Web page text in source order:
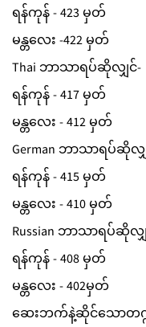
ရန်ကုန် - 423 မှတ်
မန္တလေး -422 မှတ်
Thai ဘာသာရပ်ဆိုလျှင်-
ရန်ကုန် - 417 မှတ်
မန္တလေး - 412 မှတ်
German ဘာသာရပ်ဆိုလ
ရန်ကုန် - 415 မှတ်
မန္တလေး - 410 မှတ်
Russian ဘာသာရပ်ဆိုလ
ရန်ကုန် - 408 မှတ်
မန္တလေး - 402မှတ်
ဆေးဘက်နဲ့ဆိုင်သောတက္